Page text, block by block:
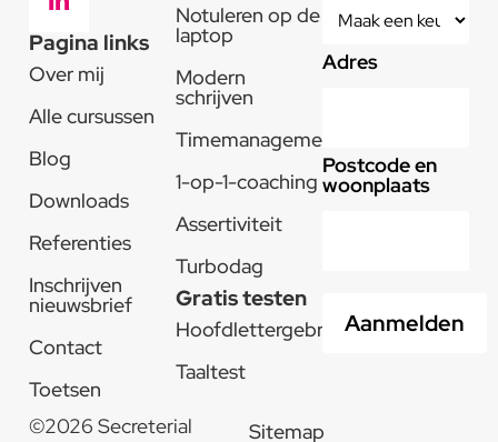
Pagina links
Over mij
Alle cursussen
Blog
Downloads
Referenties
Inschrijven
nieuwsbrief
Contact
Toetsen
Notuleren op de
laptop
Modern
schrijven
Timemanagement
1-op-1-coaching
Assertiviteit
Turbodag
Gratis testen
Hoofdlettergebruik
Taaltest
Adres
Postcode en
woonplaats
©2026 Secreterial Sitemap